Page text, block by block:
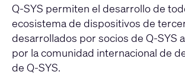
Q-SYS permiten el desarrollo de
ecosistema de dispositivos de
desarrollados por socios de Q-SYS
por la comunidad internacional de
de Q-SYS.